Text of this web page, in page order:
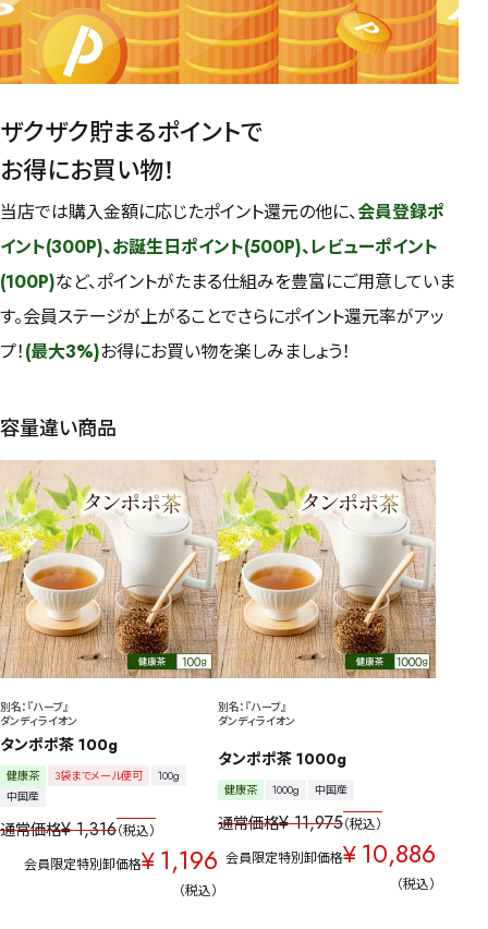
ザクザク貯まるポイントで
お得にお買い物！
当店では購入金額に応じたポイント還元の他に、会員登録ポ
イント(300P)、お誕生日ポイント(500P)、レビューポイント
(100P)など、ポイントがたまる仕組みを豊富にご用意していま
す。会員ステージが上がることでさらにポイント還元率がアッ
プ！(最大3%)お得にお買い物を楽しみましょう！
容量違い商品
別名：『ハーブ』
ダンディライオン
タンポポ茶 100g
健康茶 3袋までメール便可
100g
中国産
通常価格¥ 1,316 税込
会員限定特別卸価格¥1,196
税込
別名：『ハーブ』
ダンディライオン
タンポポ茶 1000g
健康茶 1000g 中国産
通常価格¥ 11,975 税込
会員限定特別卸価格¥10,886
税込